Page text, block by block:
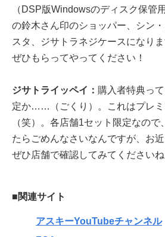
（DSP版Windowsのディスク保管
の鈴木さん印のショッパー、シン
スタ、ジサトラネジケースになり
ぜひもらってやってください！
ジサトライッペイ： 購入者特典っ
定か……（ごくり）。これはプレミ
（笑）。各店舗1セット限定なので
たらごめんなさいなんですが、お
ぜひ店舗で確認してみてくださいね
■関連サイト
アスキーYouTubeチャンネル